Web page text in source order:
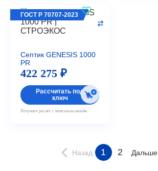
Септик GENESIS 1000
PR
ГОСТ Р 70707-2023
422 275 ₽
Рассчитать под
ключ
Получите расчёт с монтажом онлайн
Назад 1 2 Дальше